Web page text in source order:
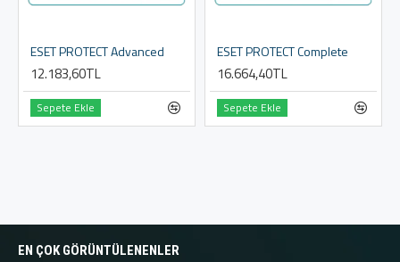
ESET PROTECT Advanced
12.183,60TL
Sepete Ekle
ESET PROTECT Complete
16.664,40TL
Sepete Ekle
EN ÇOK GÖRÜNTÜLENENLER